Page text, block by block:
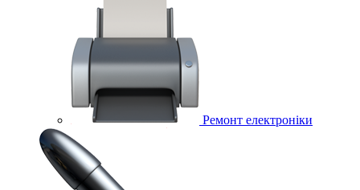
Ремонт електроніки